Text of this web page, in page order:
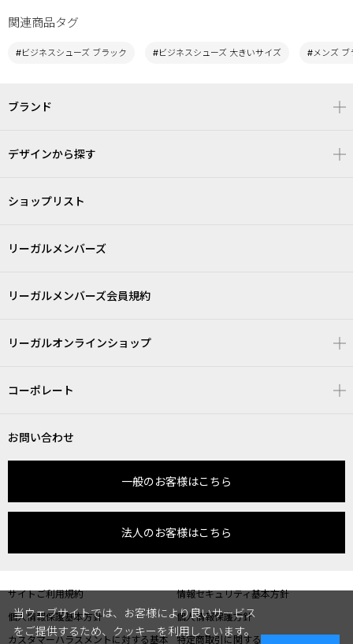
関連商品タグ
#ビジネスシューズ ブラック #ビジネスシューズ 大きいサイズ #メンズ ブ
ブランド
デザインから探す
ショップリスト
リーガルメンバーズ
リーガルメンバーズ会員規約
リーガルオンラインショップ
コーポレート
お問い合わせ
一般のお客様はこちら
法人のお客様はこちら
サイトご利用規約
情報セキュリティ基本方針
個人情報保護基本方針
個人情報保護方針
カスタマーハラスメントに対する基本
特定商取引に関する表記
当ウェブサイトでは、お客様により良いサービス
をご提供するため、クッキーを利用しています。